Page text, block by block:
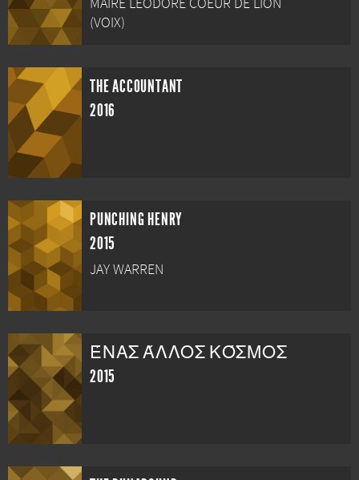
MAIRE LEODORE COEUR DE LION
(VOIX)
THE ACCOUNTANT
2016
PUNCHING HENRY
2015
JAY WARREN
ΈΝΑΣ ΆΛΛΟΣ ΚΌΣΜΟΣ
2015